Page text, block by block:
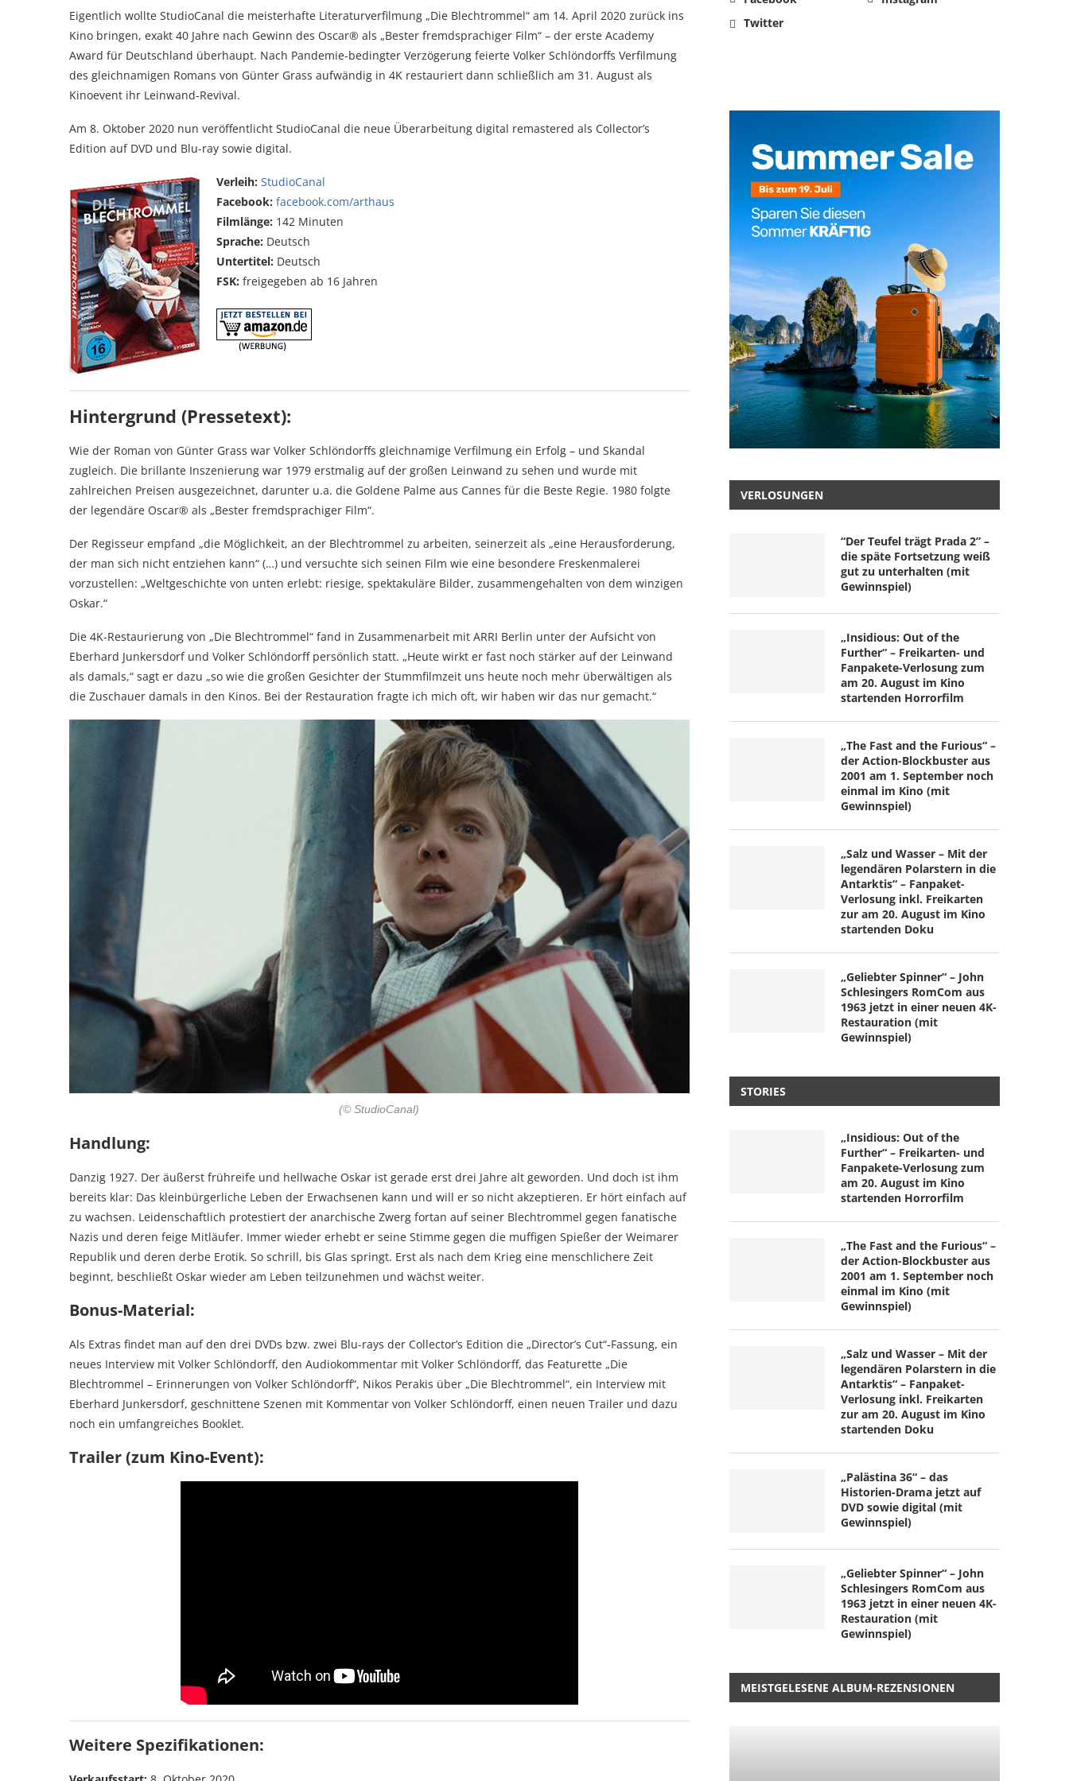
Eigentlich wollte StudioCanal die meisterhafte Literaturverfilmung „Die Blechtrommel“ am 14. April 2020 zurück ins
Kino bringen, exakt 40 Jahre nach Gewinn des Oscar® als „Bester fremdsprachiger Film“ – der erste Academy
Award für Deutschland überhaupt. Nach Pandemie-bedingter Verzögerung feierte Volker Schlöndorffs Verfilmung
des gleichnamigen Romans von Günter Grass aufwändig in 4K restauriert dann schließlich am 31. August als
Kinoevent ihr Leinwand-Revival.
Am 8. Oktober 2020 nun veröffentlicht StudioCanal die neue Überarbeitung digital remastered als Collector’s
Edition auf DVD und Blu-ray sowie digital.
Verleih: StudioCanal
Facebook: facebook.com/arthaus
Filmlänge: 142 Minuten
Sprache: Deutsch
Untertitel: Deutsch
FSK: freigegeben ab 16 Jahren
Hintergrund (Pressetext):
Wie der Roman von Günter Grass war Volker Schlöndorffs gleichnamige Verfilmung ein Erfolg – und Skandal
zugleich. Die brillante Inszenierung war 1979 erstmalig auf der großen Leinwand zu sehen und wurde mit
zahlreichen Preisen ausgezeichnet, darunter u.a. die Goldene Palme aus Cannes für die Beste Regie. 1980 folgte
der legendäre Oscar® als „Bester fremdsprachiger Film“.
Der Regisseur empfand „die Möglichkeit, an der Blechtrommel zu arbeiten, seinerzeit als „eine Herausforderung,
der man sich nicht entziehen kann“ (…) und versuchte sich seinen Film wie eine besondere Freskenmalerei
vorzustellen: „Weltgeschichte von unten erlebt: riesige, spektakuläre Bilder, zusammengehalten von dem winzigen
Oskar.“
Die 4K-Restaurierung von „Die Blechtrommel“ fand in Zusammenarbeit mit ARRI Berlin unter der Aufsicht von
Eberhard Junkersdorf und Volker Schlöndorff persönlich statt. „Heute wirkt er fast noch stärker auf der Leinwand
als damals,“ sagt er dazu „so wie die großen Gesichter der Stummfilmzeit uns heute noch mehr überwältigen als
die Zuschauer damals in den Kinos. Bei der Restauration fragte ich mich oft, wir haben wir das nur gemacht.“
(© StudioCanal)
Handlung:
Danzig 1927. Der äußerst frühreife und hellwache Oskar ist gerade erst drei Jahre alt geworden. Und doch ist ihm
bereits klar: Das kleinbürgerliche Leben der Erwachsenen kann und will er so nicht akzeptieren. Er hört einfach auf
zu wachsen. Leidenschaftlich protestiert der anarchische Zwerg fortan auf seiner Blechtrommel gegen fanatische
Nazis und deren feige Mitläufer. Immer wieder erhebt er seine Stimme gegen die muffigen Spießer der Weimarer
Republik und deren derbe Erotik. So schrill, bis Glas springt. Erst als nach dem Krieg eine menschlichere Zeit
beginnt, beschließt Oskar wieder am Leben teilzunehmen und wächst weiter.
Bonus-Material:
Als Extras findet man auf den drei DVDs bzw. zwei Blu-rays der Collector’s Edition die „Director’s Cut“-Fassung, ein
neues Interview mit Volker Schlöndorff, den Audiokommentar mit Volker Schlöndorff, das Featurette „Die
Blechtrommel – Erinnerungen von Volker Schlöndorff“, Nikos Perakis über „Die Blechtrommel“, ein Interview mit
Eberhard Junkersdorf, geschnittene Szenen mit Kommentar von Volker Schlöndorff, einen neuen Trailer und dazu
noch ein umfangreiches Booklet.
Trailer (zum Kino-Event):
Weitere Spezifikationen:
Twitter
VERLOSUNGEN
“Der Teufel trägt Prada 2” –
die späte Fortsetzung weiß
gut zu unterhalten (mit
Gewinnspiel)
„Insidious: Out of the
Further“ – Freikarten- und
Fanpakete-Verlosung zum
am 20. August im Kino
startenden Horrorfilm
„The Fast and the Furious“ –
der Action-Blockbuster aus
2001 am 1. September noch
einmal im Kino (mit
Gewinnspiel)
„Salz und Wasser – Mit der
legendären Polarstern in die
Antarktis“ – Fanpaket-
Verlosung inkl. Freikarten
zur am 20. August im Kino
startenden Doku
„Geliebter Spinner“ – John
Schlesingers RomCom aus
1963 jetzt in einer neuen 4K-
Restauration (mit
Gewinnspiel)
STORIES
„Insidious: Out of the
Further“ – Freikarten- und
Fanpakete-Verlosung zum
am 20. August im Kino
startenden Horrorfilm
„The Fast and the Furious“ –
der Action-Blockbuster aus
2001 am 1. September noch
einmal im Kino (mit
Gewinnspiel)
„Salz und Wasser – Mit der
legendären Polarstern in die
Antarktis“ – Fanpaket-
Verlosung inkl. Freikarten
zur am 20. August im Kino
startenden Doku
„Palästina 36“ – das
Historien-Drama jetzt auf
DVD sowie digital (mit
Gewinnspiel)
„Geliebter Spinner“ – John
Schlesingers RomCom aus
1963 jetzt in einer neuen 4K-
Restauration (mit
Gewinnspiel)
MEISTGELESENE ALBUM-REZENSIONEN